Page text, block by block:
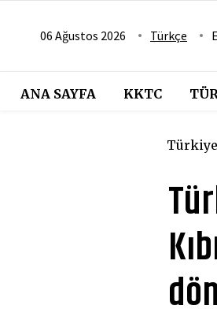
06 Ağustos 2026 Türkçe
ANA SAYFA KKTC
Türkiye